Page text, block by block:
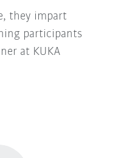
they impart
participants
at KUKA